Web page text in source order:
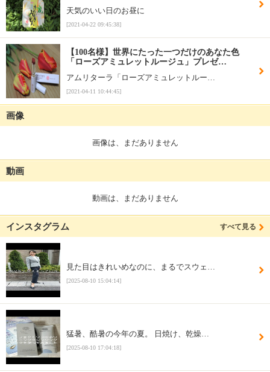
天気のいい日のお昼に
[2021-04-22 09:45:38]
【100名様】世界にたった一つだけのあなた色
「ローズアミュレットルージュ」プレゼ…
アムリターラ「ローズアミュレットルー…
[2021-04-11 10:44:45]
画像
画像は、まだありません
動画
動画は、まだありません
インスタグラム すべて見る
見た目はきれいめなのに、まるでスウェ…
[2025-08-10 15:04:14]
猛暑、酷暑の今年の夏。 日焼け、乾燥…
[2025-08-10 17:04:18]